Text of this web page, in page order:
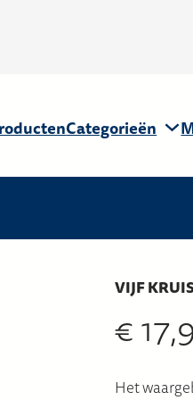
Categorieën
VIJF
€
Het